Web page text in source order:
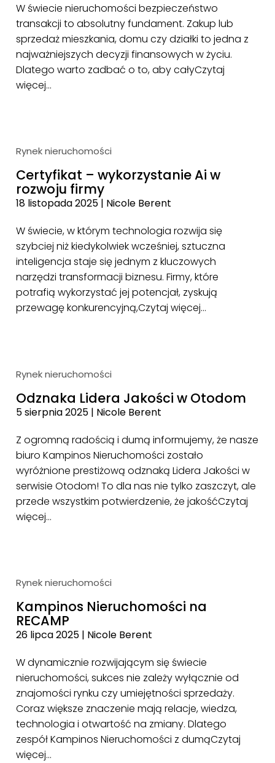
W świecie nieruchomości bezpieczeństwo
transakcji to absolutny fundament. Zakup lub
sprzedaż mieszkania, domu czy działki to jedna z
najważniejszych decyzji finansowych w życiu.
Dlatego warto zadbać o to, aby całyCzytaj
więcej…
Rynek nieruchomości
Certyfikat – wykorzystanie Ai w
rozwoju firmy
18 listopada 2025 | Nicole Berent
W świecie, w którym technologia rozwija się
szybciej niż kiedykolwiek wcześniej, sztuczna
inteligencja staje się jednym z kluczowych
narzędzi transformacji biznesu. Firmy, które
potrafią wykorzystać jej potencjał, zyskują
przewagę konkurencyjną,Czytaj więcej…
Rynek nieruchomości
Odznaka Lidera Jakości w Otodom
5 sierpnia 2025 | Nicole Berent
Z ogromną radością i dumą informujemy, że nasze
biuro Kampinos Nieruchomości zostało
wyróżnione prestiżową odznaką Lidera Jakości w
serwisie Otodom! To dla nas nie tylko zaszczyt, ale
przede wszystkim potwierdzenie, że jakośćCzytaj
więcej…
Rynek nieruchomości
Kampinos Nieruchomości na
RECAMP
26 lipca 2025 | Nicole Berent
W dynamicznie rozwijającym się świecie
nieruchomości, sukces nie zależy wyłącznie od
znajomości rynku czy umiejętności sprzedaży.
Coraz większe znaczenie mają relacje, wiedza,
technologia i otwartość na zmiany. Dlatego
zespół Kampinos Nieruchomości z dumąCzytaj
więcej…